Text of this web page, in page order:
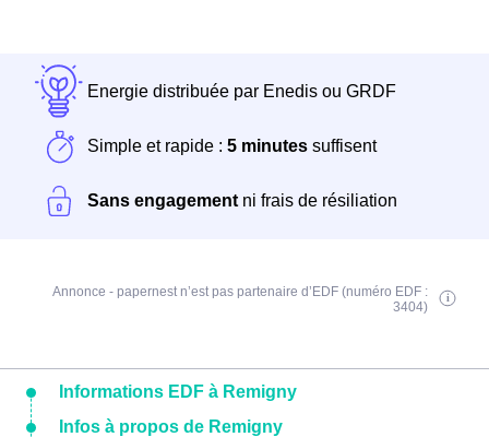
Energie distribuée par Enedis ou GRDF
Simple et rapide : 5 minutes suffisent
Sans engagement ni frais de résiliation
Annonce - papernest n’est pas partenaire d’EDF (numéro EDF :
3404)
Informations EDF à Remigny
Infos à propos de Remigny